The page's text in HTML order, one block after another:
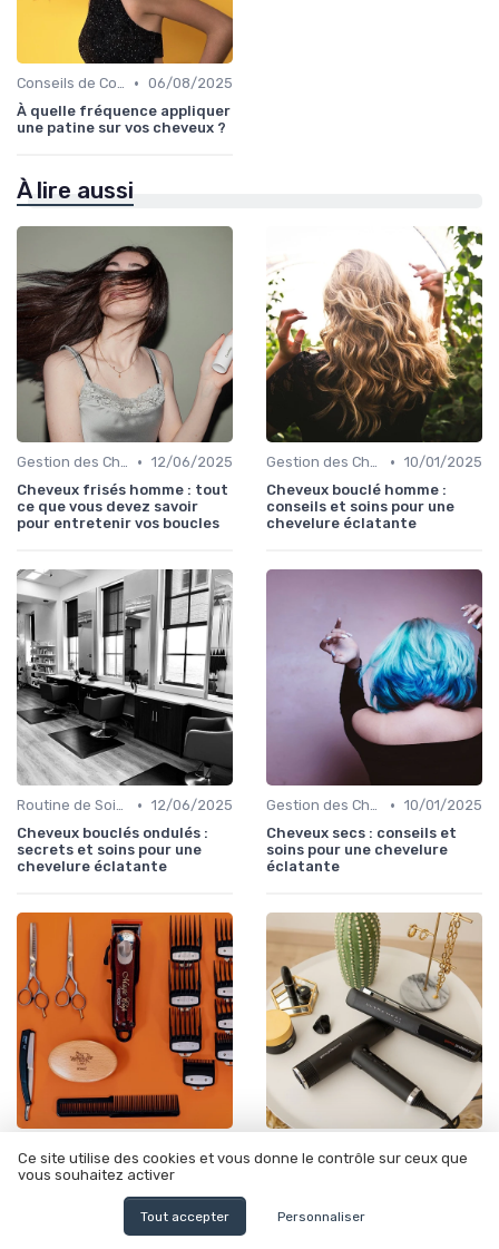
Conseils de Coiffage • 06/08/2025
À quelle fréquence appliquer
une patine sur vos cheveux ?
À lire aussi
Gestion des Cheveux Texturés au Quotidien • 12/06/2025
Cheveux frisés homme : tout
ce que vous devez savoir
pour entretenir vos boucles
Gestion des Cheveux Texturés au Quotidien • 10/01/2025
Cheveux bouclé homme :
conseils et soins pour une
chevelure éclatante
Routine de Soins pour Cheveux Bouclés • 12/06/2025
Cheveux bouclés ondulés :
secrets et soins pour une
chevelure éclatante
Gestion des Cheveux Texturés au Quotidien • 10/01/2025
Cheveux secs : conseils et
soins pour une chevelure
éclatante
Les cheveux crépus :
comprendre et entretenir
cette texture unique
Ce site utilise des cookies et vous donne le contrôle sur ceux que
vous souhaitez activer
Tout accepter Personnaliser